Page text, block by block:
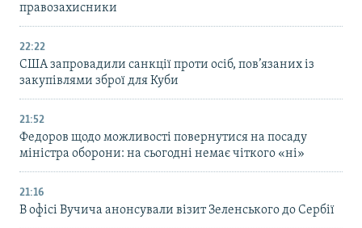
правозахисники
22:22
США запровадили санкції проти осіб, пов’язаних із
закупівлями зброї для Куби
21:52
Федоров щодо можливості повернутися на посаду
міністра оборони: на сьогодні немає чіткого «ні»
21:16
В офісі Вучича анонсували візит Зеленського до Сербії